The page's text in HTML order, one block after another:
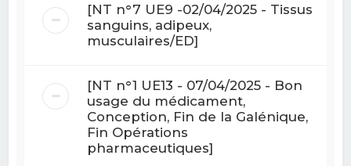
[NT n°7 UE9 -02/04/2025 - Tissus
sanguins, adipeux,
musculaires/ED]
[NT n°1 UE13 - 07/04/2025 - Bon
usage du médicament,
Conception, Fin de la Galénique,
Fin Opérations
pharmaceutiques]